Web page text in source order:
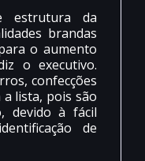
estrutura da
brandas
o aumento
o executivo.
confecções
lista, pois são
devido à fácil
de